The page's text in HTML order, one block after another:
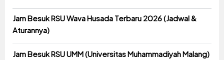
Jam Besuk RSU Wava Husada Terbaru 2026 (Jadwal &
Aturannya)
Jam Besuk RSU UMM (Universitas Muhammadiyah Malang)